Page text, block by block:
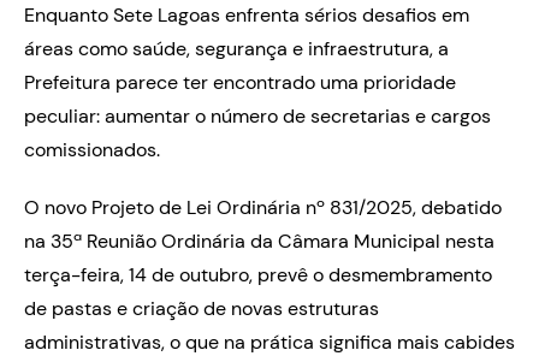
Enquanto Sete Lagoas enfrenta sérios desafios em
áreas como saúde, segurança e infraestrutura, a
Prefeitura parece ter encontrado uma prioridade
peculiar: aumentar o número de secretarias e cargos
comissionados.
O novo Projeto de Lei Ordinária nº 831/2025, debatido
na 35ª Reunião Ordinária da Câmara Municipal nesta
terça-feira, 14 de outubro, prevê o desmembramento
de pastas e criação de novas estruturas
administrativas, o que na prática significa mais cabides